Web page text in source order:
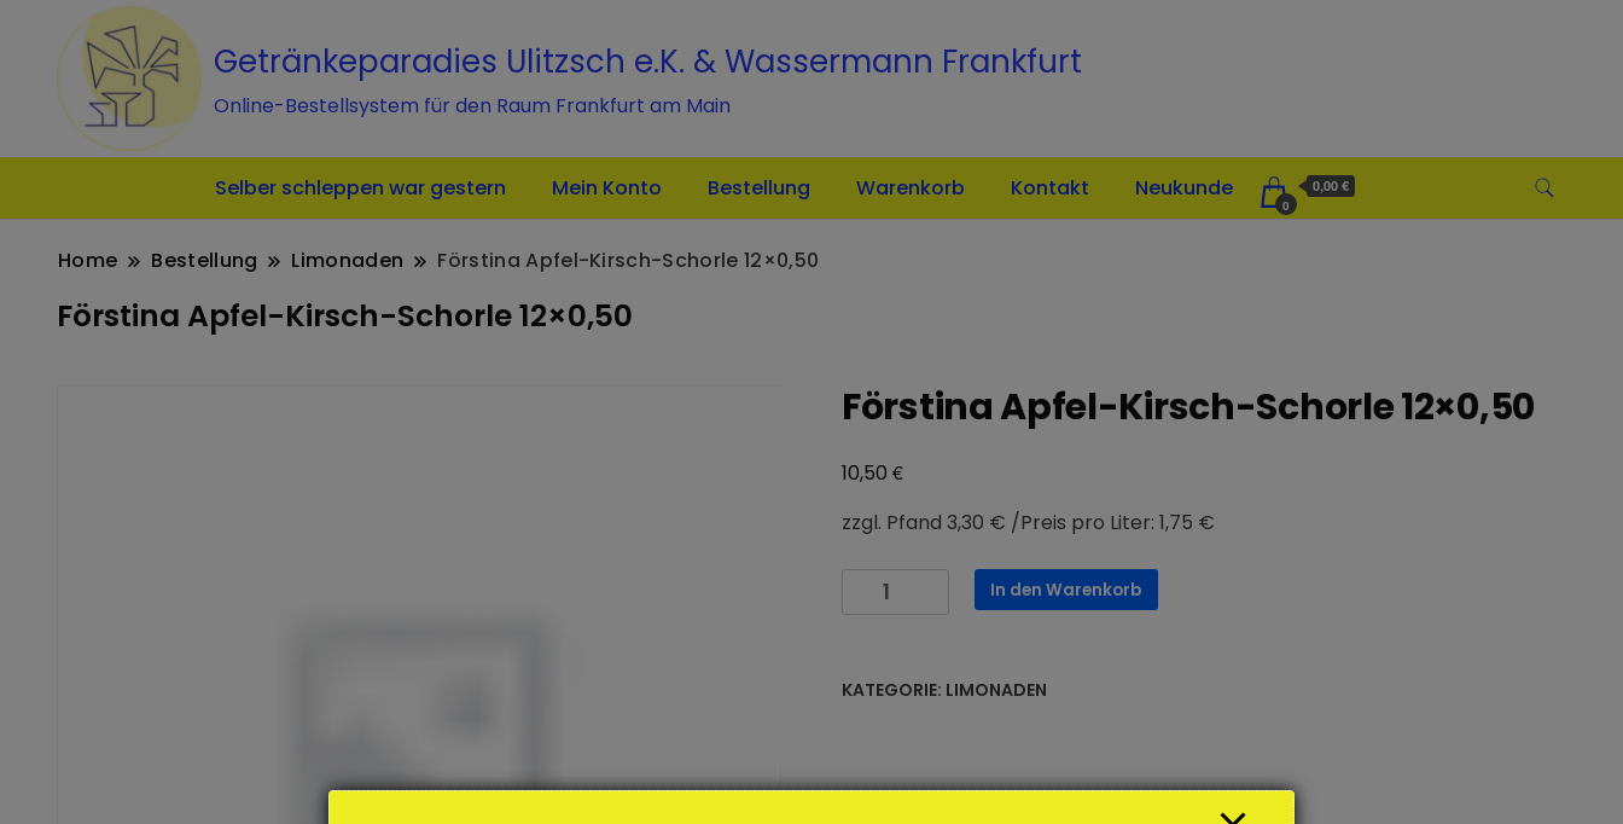
Getränkeparadies Ulitzsch e.K. & Wassermann Frankfurt
Online-Bestellsystem für den Raum Frankfurt am Main
Selber schleppen war gestern Mein Konto Bestellung Warenkorb Kontakt Neukunde
0
0,00 €
Home Bestellung Limonaden Förstina Apfel-Kirsch-Schorle 12×0,50
Förstina Apfel-Kirsch-Schorle 12×0,50
Förstina Apfel-Kirsch-Schorle 12×0,50
10,50 €
zzgl. Pfand 3,30 € /Preis pro Liter: 1,75 €
Förstina
Apfel-
12x0,50
In den Warenkorb
KATEGORIE: LIMONADEN